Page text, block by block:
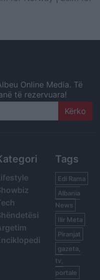
Online Media. Të
të rezervuara!
Tags
Edi Rama
Albania
News
Ilir Meta
Piranjat
gazeta,
tv,
portale